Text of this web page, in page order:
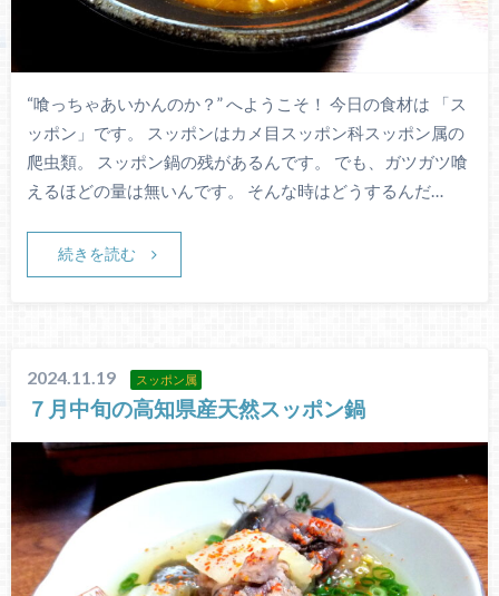
“喰っちゃあいかんのか？” へようこそ！ 今日の食材は 「ス
ッポン」です。 スッポンはカメ目スッポン科スッポン属の
爬虫類。 スッポン鍋の残があるんです。 でも、ガツガツ喰
えるほどの量は無いんです。 そんな時はどうするんだ…
続きを読む
2024.11.19 スッポン属
７月中旬の高知県産天然スッポン鍋